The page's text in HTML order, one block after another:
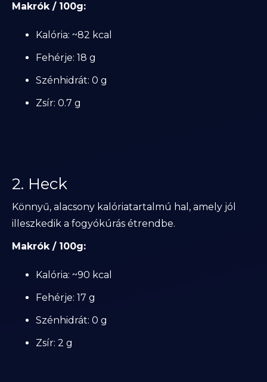
Makrók / 100g:
Kalória: ~82 kcal
Fehérje: 18 g
Szénhidrát: 0 g
Zsír: 0.7 g
2. Heck
Könnyű, alacsony kalóriatartalmú hal, amely jól
illeszkedik a fogyókúrás étrendbe.
Makrók / 100g:
Kalória: ~90 kcal
Fehérje: 17 g
Szénhidrát: 0 g
Zsír: 2 g